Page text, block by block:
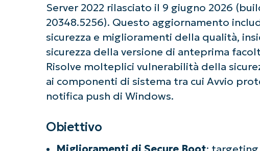
Server 2022 rilasciato il 9 giugno 2026
20348.5256). Questo aggiornamento
sicurezza e miglioramenti della qualità,
sicurezza della versione di anteprima
Risolve molteplici vulnerabilità della
ai componenti di sistema tra cui Avvio
notifica push di Windows.
Obiettivo